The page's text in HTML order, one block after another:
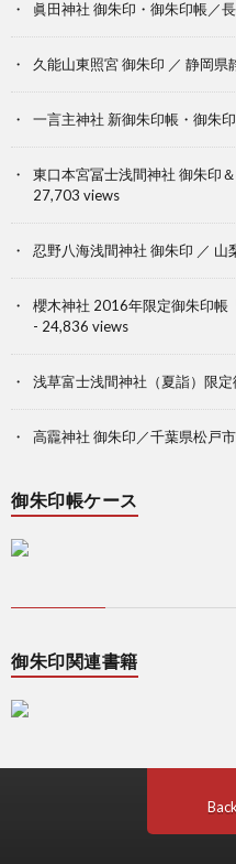
眞田神社 御朱印・御朱印帳／
久能山東照宮 御朱印 ／ 静岡県
一言主神社 新御朱印帳・御朱
東口本宮冨士浅間神社 御朱印
27,703 views
忍野八海浅間神社 御朱印 ／ 山
櫻木神社 2016年限定御朱印帳
- 24,836 views
浅草富士浅間神社（夏詣）限
高龗神社 御朱印／千葉県松戸市
御朱印帳ケース
御朱印関連書籍